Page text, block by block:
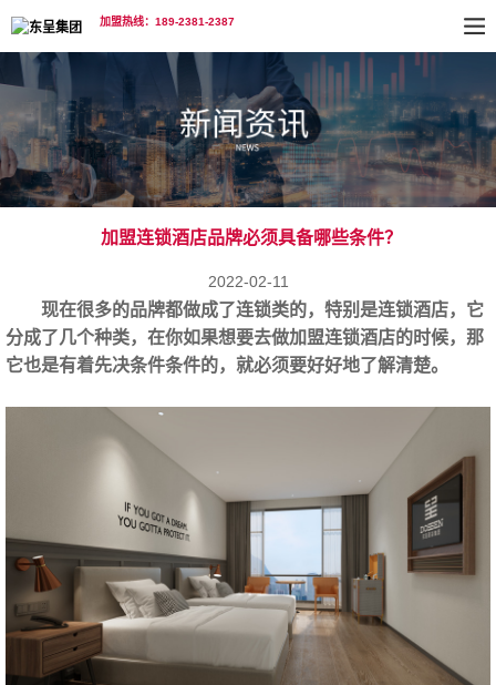
加盟热线：189-2381-2387
加盟连锁酒店品牌必须具备哪些条件？
2022-02-11
现在很多的品牌都做成了连锁类的，特别是连锁酒店，它
分成了几个种类，在你如果想要去做加盟连锁酒店的时候，那
它也是有着先决条件条件的，就必须要好好地了解清楚。